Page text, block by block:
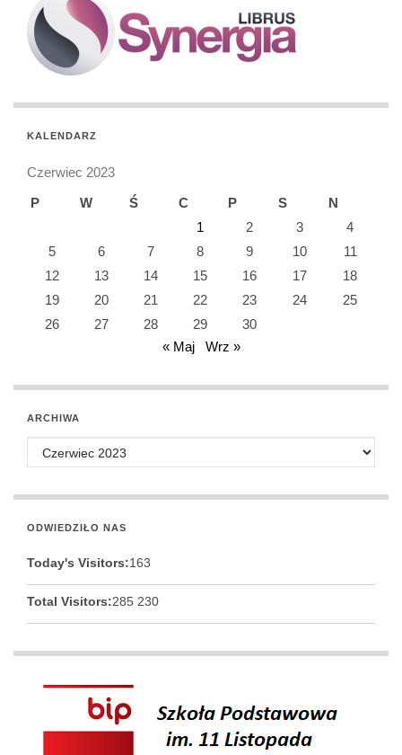
KALENDARZ
Czerwiec 2023
P
W Ś C P S
N
1
2 3
4
5
6 7 8 9 10
11
12
13 14 15 16 17
18
19
20 21 22 23 24
25
26
27 28 29
30
« Maj
Wrz »
ARCHIWA
Archiwa
ODWIEDZIŁO NAS
Today's Visitors:163
Total Visitors:285 230